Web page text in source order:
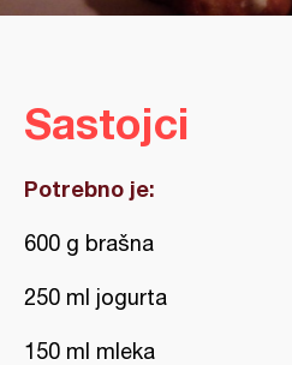
Sastojci
Potrebno je:
600 g brašna
250 ml jogurta
150 ml mleka